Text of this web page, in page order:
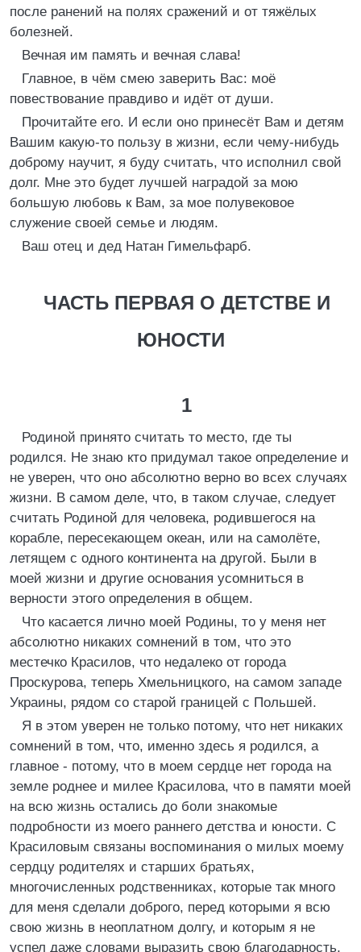
после ранений на полях сражений и от тяжёлых
болезней.
Вечная им память и вечная слава!
Главное, в чём смею заверить Вас: моё
повествование правдиво и идёт от души.
Прочитайте его. И если оно принесёт Вам и детям
Вашим какую-то пользу в жизни, если чему-нибудь
доброму научит, я буду считать, что исполнил свой
долг. Мне это будет лучшей наградой за мою
большую любовь к Вам, за мое полувековое
служение своей семье и людям.
Ваш отец и дед Натан Гимельфарб.
ЧАСТЬ ПЕРВАЯ О ДЕТСТВЕ И
ЮНОСТИ
1
Родиной принято считать то место, где ты
родился. Не знаю кто придумал такое определение и
не уверен, что оно абсолютно верно во всех случаях
жизни. В самом деле, что, в таком случае, следует
считать Родиной для человека, родившегося на
корабле, пересекающем океан, или на самолёте,
летящем с одного континента на другой. Были в
моей жизни и другие основания усомниться в
верности этого определения в общем.
Что касается лично моей Родины, то у меня нет
абсолютно никаких сомнений в том, что это
местечко Красилов, что недалеко от города
Проскурова, теперь Хмельницкого, на самом западе
Украины, рядом со старой границей с Польшей.
Я в этом уверен не только потому, что нет никаких
сомнений в том, что, именно здесь я родился, а
главное - потому, что в моем сердце нет города на
земле роднее и милее Красилова, что в памяти моей
на всю жизнь остались до боли знакомые
подробности из моего раннего детства и юности. С
Красиловым связаны воспоминания о милых моему
сердцу родителях и старших братьях,
многочисленных родственниках, которые так много
для меня сделали доброго, перед которыми я всю
свою жизнь в неоплатном долгу, и которым я не
успел даже словами выразить свою благодарность,